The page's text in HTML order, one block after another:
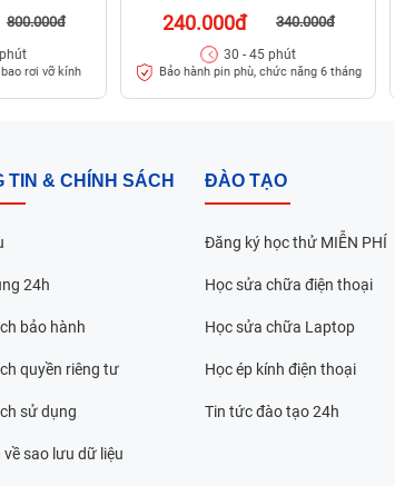
của bạn?
800.000đ
rơi vỡ kính
240.000đ 340.000đ
30 - 45 phút
Bảo hành pin phù, chức năng 6 tháng
TIN & CHÍNH SÁCH
24h
bảo hành
quyền riêng tư
sử dụng
về sao lưu dữ liệu
ĐÀO TẠO
Đăng ký học thử MIỄN PHÍ
Học sửa chữa điện thoại
Học sửa chữa Laptop
Học ép kính điện thoại
Tin tức đào tạo 24h